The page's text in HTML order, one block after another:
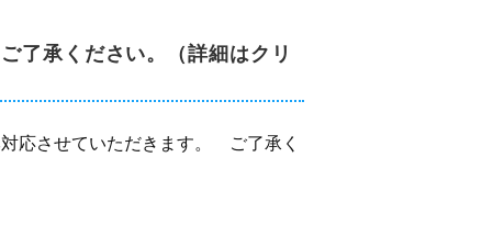
了承ください。（詳細はクリ
応させていただきます。 ご了承く